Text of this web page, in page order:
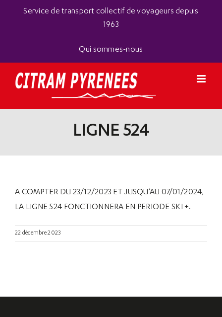
Service de transport collectif de voyageurs depuis
1963
Qui sommes-nous
LIGNE 524
A COMPTER DU 23/12/2023 ET JUSQU’AU 07/01/2024,
LA LIGNE 524 FONCTIONNERA EN PERIODE SKI +.
22 décembre 2023
Panneau de gestion des cookies